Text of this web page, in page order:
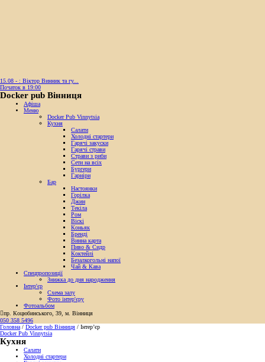
15.08 - : Віктор Винник та гу...
Початок в 19:00
Docker pub Вінниця
Афіша
Меню
Docker Pub Vinnytsia
Кухня
Салати
Холодні стартери
Гарячі закуски
Гарячі страви
Страви з риби
Сети на всіх
Бургери
Гарніри
Бар
Настоянки
Горілка
Джин
Текіла
Ром
Віскі
Коньяк
Бренді
Винна карта
Пиво & Сидр
Коктейлі
Безалкогольні напої
Чай & Кава
Спецпропозиції
Знижка до дня народження
Інтер'єр
Схема залу
Фото інтер'єру
Фотоальбом
пр. Коцюбинського, 39, м. Вінниця
050 358 5496
Головна / Docker pub Вінниця / Інтер’єр
Docker Pub Vinnytsia
Кухня
Салати
Холодні стартери